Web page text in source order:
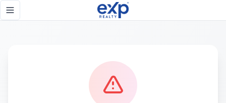
Toggle navigation menu
Página no encontrada - eXp Realty República Dominicana